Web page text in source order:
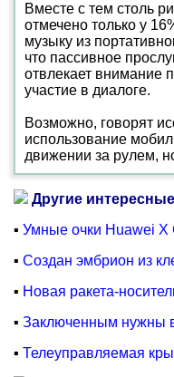
Вместе с тем столь
отмечено только у
музыку из
что пассивное
отвлекает внимание
участие в диалоге.
Возможно, говорят
использование
движении за рулем,
Другие
▪ Умные очки Huawei X
▪ Создан эмбрион из
▪ Новая ракета-
▪ Заключенным нужны
▪ Телеуправляемая